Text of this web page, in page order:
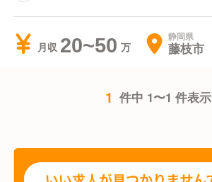
月収 20~50 静岡県
藤枝市
1 件中 1〜1 件表示